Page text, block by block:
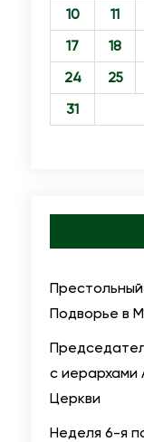
10
11
17
18
24
25
31
Подворье в
с иерархами
Церкви
Неделя 6-я